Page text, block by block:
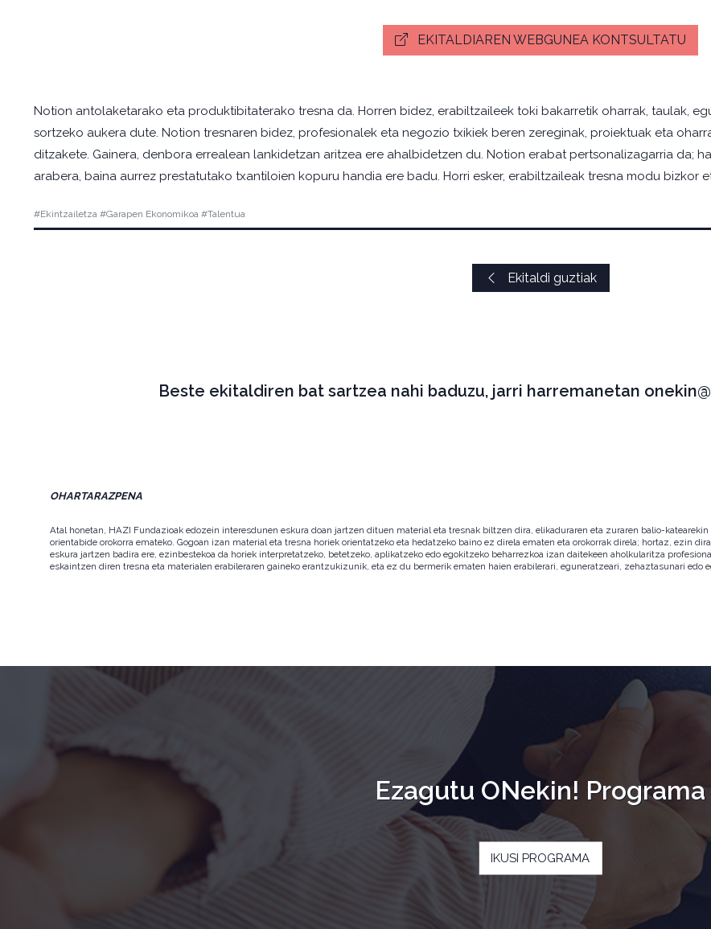
EKITALDIAREN WEBGUNEA KONTSULTATU
Notion antolaketarako eta produktibitaterako tresna da. Horren bidez, erabiltzaileek toki bakarretik oharrak, taulak,
sortzeko aukera dute. Notion tresnaren bidez, profesionalek eta negozio txikiek beren zereginak, proiektuak eta
ditzakete. Gainera, denbora errealean lankidetzan aritzea ere ahalbidetzen du. Notion erabat pertsonalizagarria da;
arabera, baina aurrez prestatutako txantiloien kopuru handia ere badu. Horri esker, erabiltzaileak tresna modu bizkor
#Ekintzailetza #Garapen Ekonomikoa #Talentua
Ekitaldi guztiak
Beste ekitaldiren bat sartzea nahi baduzu, jarri harremanetan
OHARTARAZPENA
Atal honetan, HAZI Fundazioak edozein interesdunen eskura doan jartzen dituen material eta tresnak biltzen dira, elikaduraren eta zuraren balio-
orientabide orokorra emateko. Gogoan izan material eta tresna horiek orientatzeko eta hedatzeko baino ez direla ematen eta orokorrak direla; hortaz, ezin
eskura jartzen badira ere, ezinbestekoa da horiek interpretatzeko, betetzeko, aplikatzeko edo egokitzeko beharrezkoa izan daitekeen aholkularitza
eskaintzen diren tresna eta materialen erabileraren gaineko erantzukizunik, eta ez du bermerik ematen haien erabilerari, eguneratzeari, zehaztasunari edo
Ezagutu ONekin! Programa
IKUSI PROGRAMA